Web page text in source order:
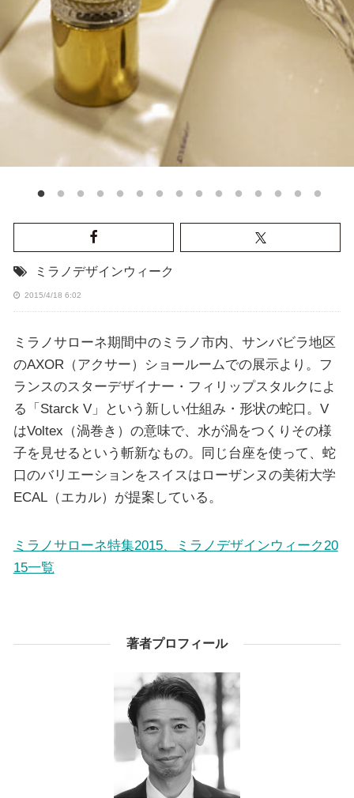
ミラノデザインウィーク
2015/4/18 6:02
ミラノサローネ期間中のミラノ市内、サンバビラ地区
のAXOR（アクサー）ショールームでの展示より。フ
ランスのスターデザイナー・フィリップスタルクによ
る「Starck V」という新しい仕組み・形状の蛇口。V
はVoltex（渦巻き）の意味で、水が渦をつくりその様
子を見せるという斬新なもの。同じ台座を使って、蛇
口のバリエーションをスイスはローザンヌの美術大学
ECAL（エカル）が提案している。
ミラノサローネ特集2015、ミラノデザインウィーク20
15一覧
著者プロフィール